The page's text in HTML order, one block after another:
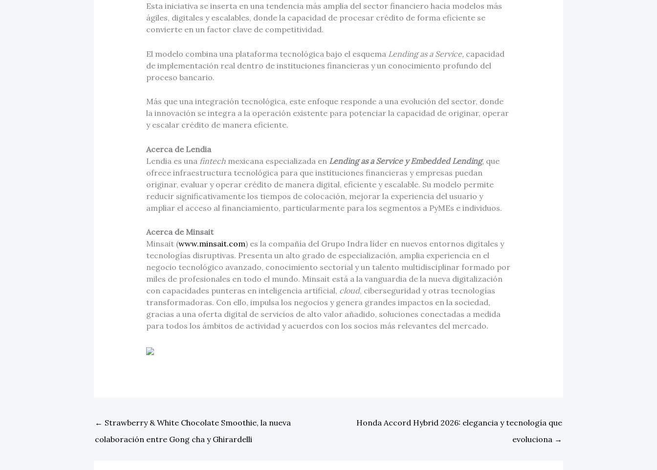
Esta iniciativa se inserta en una tendencia más amplia del sector financiero hacia modelos más
ágiles, digitales y escalables, donde la capacidad de procesar crédito de forma eficiente se
convierte en un factor clave de competitividad.
El modelo combina una plataforma tecnológica bajo el esquema Lending as a Service, capacidad
de implementación real dentro de instituciones financieras y un conocimiento profundo del
proceso bancario.
Más que una integración tecnológica, este enfoque responde a una evolución del sector, donde
la innovación se integra a la operación existente para potenciar la capacidad de originar, operar
y escalar crédito de manera eficiente.
Acerca de Lendia
Lendia es una fintechmexicana especializada en Lending as a Service y Embedded Lending, que
ofrece infraestructura tecnológica para que instituciones financieras y empresas puedan
originar, evaluar y operar crédito de manera digital, eficiente y escalable. Su modelo permite
reducir significativamente los tiempos de colocación, mejorar la experiencia del usuario y
ampliar el acceso al financiamiento, particularmente para los segmentos a PyMEs e individuos.
Acerca de Minsait
Minsait (www.minsait.com) es la compañía del Grupo Indra líder en nuevos entornos digitales y
tecnologías disruptivas. Presenta un alto grado de especialización, amplia experiencia en el
negocio tecnológico avanzado, conocimiento sectorial y un talento multidisciplinar formado por
miles de profesionales en todo el mundo. Minsait está a la vanguardia de la nueva digitalización
con capacidades punteras en inteligencia artificial, cloud, ciberseguridad y otras tecnologías
transformadoras. Con ello, impulsa los negocios y genera grandes impactos en la sociedad,
gracias a una oferta digital de servicios de alto valor añadido, soluciones conectadas a medida
para todos los ámbitos de actividad y acuerdos con los socios más relevantes del mercado.
← Strawberry & White Chocolate Smoothie, la nueva
colaboración entre Gong cha y Ghirardelli
Honda Accord Hybrid 2026: elegancia y tecnología que
evoluciona →